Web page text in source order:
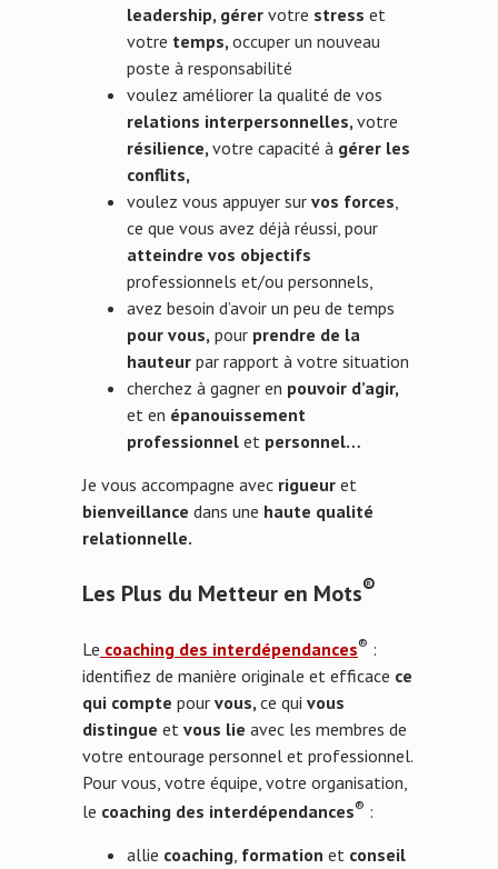
leadership, gérer votre stress et
votre temps, occuper un nouveau
poste à responsabilité
voulez améliorer la qualité de vos
relations interpersonnelles, votre
résilience, votre capacité à gérer les
conflits,
voulez vous appuyer sur vos forces,
ce que vous avez déjà réussi, pour
atteindre vos objectifs
professionnels et/ou personnels,
avez besoin d’avoir un peu de temps
pour vous, pour prendre de la
hauteur par rapport à votre situation
cherchez à gagner en pouvoir d’agir,
et en épanouissement
professionnel et personnel…
Je vous accompagne avec rigueur et
bienveillance dans une haute qualité
relationnelle.
Les Plus du Metteur en Mots®
Le coaching des interdépendances® :
identifiez de manière originale et efficace ce
qui compte pour vous, ce qui vous
distingue et vous lie avec les membres de
votre entourage personnel et professionnel.
Pour vous, votre équipe, votre organisation,
le coaching des interdépendances® :
allie coaching, formation et conseil